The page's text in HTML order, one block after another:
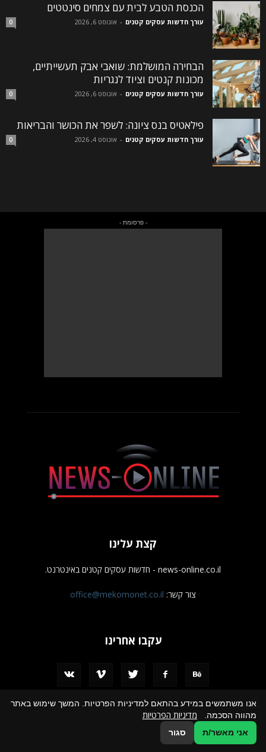
הכנסת הטבע לבית עם צמחים סינטטים
עורך חדשות עסקים קטנים - אוגוסט 6, 2026 0
הבחירה המושלמת: שואבי אבק תעשייתיים,
מכונות קנטים וציוד לנגריות
עורך חדשות עסקים קטנים - אוגוסט 6, 2026 0
פילאטיס בנס ציונה: לשפר את הכושר והבריאות
עורך חדשות עסקים קטנים - אוגוסט 4, 2026 0
- פרסומת -
קצת עלינו
news-online.co.il - חדשות עסקים קטנים באינטרנט.
צור קשר: office@mekomonet.co.il
עקבו אחרינו
מחפשים כותבים פרסמו אצלנו
© כל הזכויות שמורות לחדשות עסקים קטנים
אנו משתמשים במידע בהתאם למדיניות הפרטיות. המשך שימוש באתר
מהווה הסכמה. מדיניות הפרטיות
אני מאשר/ת סגור